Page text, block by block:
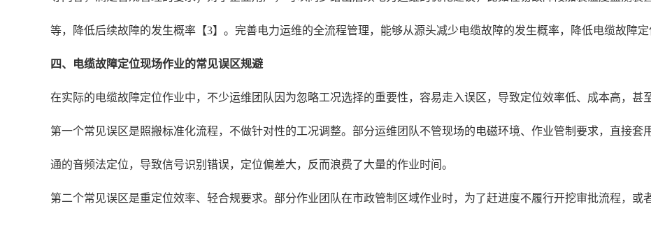
等，降低后续故障的发生概率【3】。完善电力运维的全流程管理，能够从源头减少电缆故障的发生概率，降低电缆故障定
四、电缆故障定位现场作业的常见误区规避
在实际的电缆故障定位作业中，不少运维团队因为忽略工况选择的重要性，容易走入误区，导致定位效率低、成本高，甚
第一个常见误区是照搬标准化流程，不做针对性的工况调整。部分运维团队不管现场的电磁环境、作业管制要求，直接
通的音频法定位，导致信号识别错误，定位偏差大，反而浪费了大量的作业时间。
第二个常见误区是重定位效率、轻合规要求。部分作业团队在市政管制区域作业时，为了赶进度不履行开挖审批流程，或